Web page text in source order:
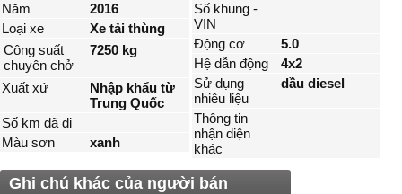
Năm
2016
Loại xe
Xe tải thùng
Công suất
chuyên chở
7250 kg
Xuất xứ
Nhập khẩu từ
Trung Quốc
Số km đã đi
Màu sơn
xanh
Số khung -
VIN
Động cơ
5.0
Hệ dẫn động
4x2
Sử dụng
nhiêu liệu
dầu diesel
Thông tin
nhận diện
khác
Ghi chú khác của người bán